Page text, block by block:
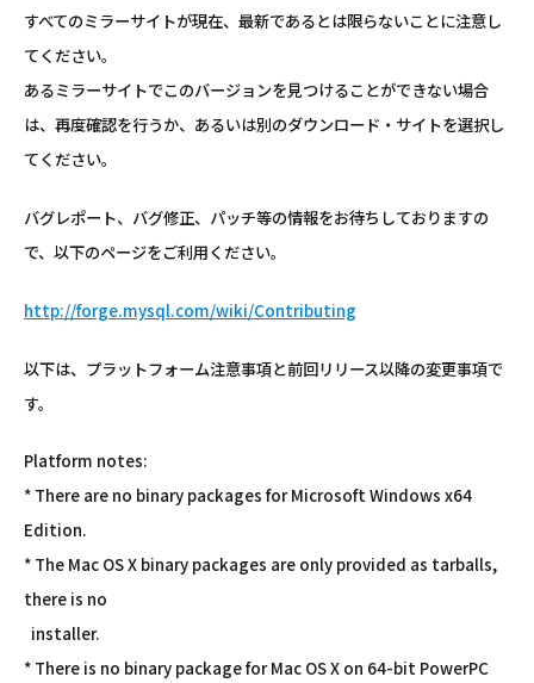
すべてのミラーサイトが現在、最新であるとは限らないことに注意し
てください。
あるミラーサイトでこのバージョンを見つけることができない場合
は、再度確認を行うか、あるいは別のダウンロード・サイトを選択し
てください。
バグレポート、バグ修正、パッチ等の情報をお待ちしておりますの
で、以下のページをご利用ください。
http://forge.mysql.com/wiki/Contributing
以下は、プラットフォーム注意事項と前回リリース以降の変更事項で
す。
Platform notes:
* There are no binary packages for Microsoft Windows x64
Edition.
* The Mac OS X binary packages are only provided as tarballs,
there is no
installer.
* There is no binary package for Mac OS X on 64-bit PowerPC